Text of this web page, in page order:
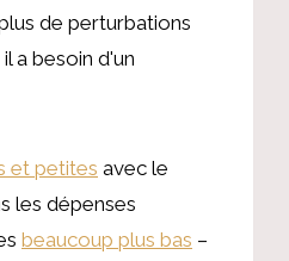
de perturbations
a besoin d'un
et petites avec le
les dépenses
beaucoup plus bas –